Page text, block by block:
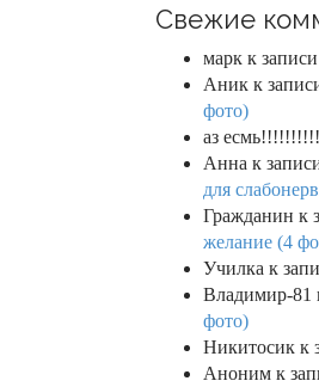
Свежие
марк к записи
Аник к
фото)
аз
Анна к
для
Гражданин к
желание (4
Училка к
Владимир-81
фото)
Никитосик к
Аноним к